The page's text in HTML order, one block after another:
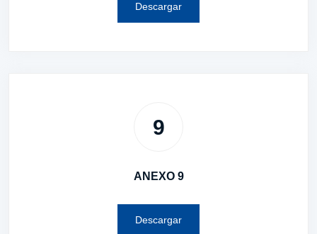
Descargar
9
ANEXO 9
Descargar